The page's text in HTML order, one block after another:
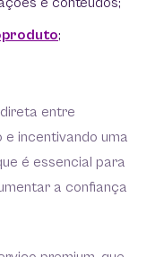
;
entre
incentivando uma
é essencial para
a confiança